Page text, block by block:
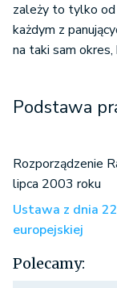
zależy to tylko od
każdym z
na taki sam
Podstawa
Rozporządzenie
lipca 2003 roku
Ustawa z dnia
europejskiej
Polecamy: